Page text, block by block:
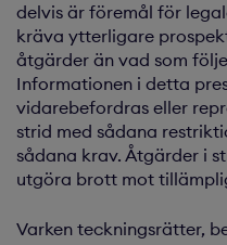
delvis är föremål för
kräva ytterligare
åtgärder än vad som
Informationen i detta
vidarebefordras eller
strid med sådana
sådana krav. Åtgärder i
utgöra brott mot
Varken teckningsrätter,